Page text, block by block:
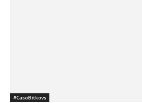
#CasoBitkovs